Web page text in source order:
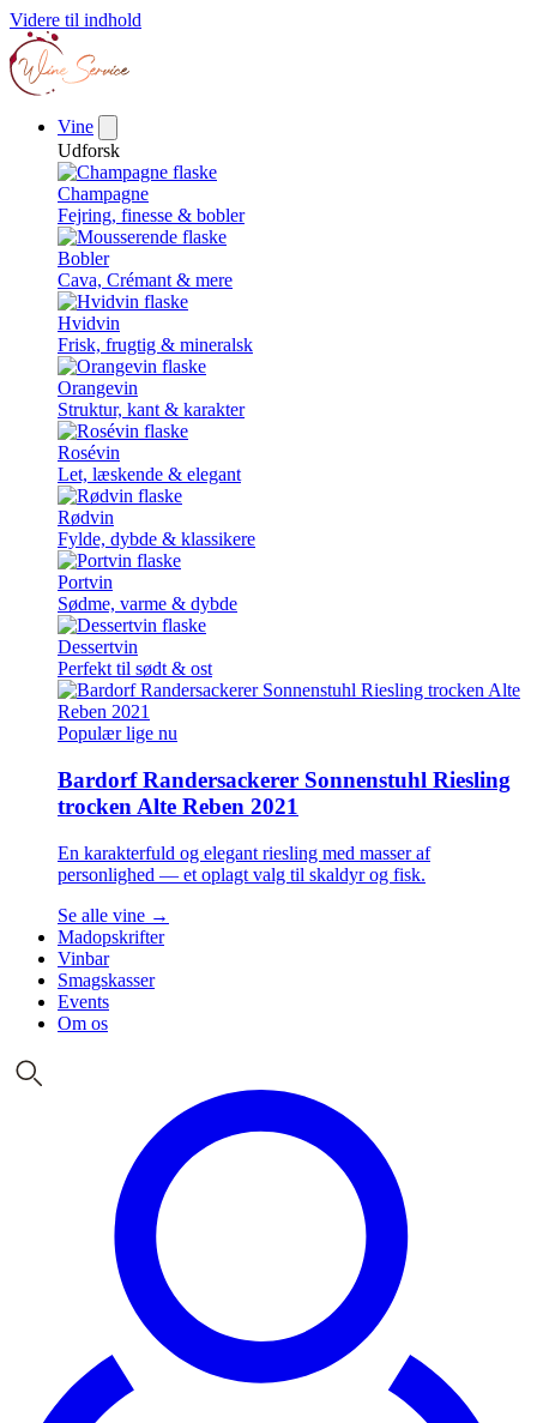
Videre til indhold
Vine
Udforsk
Champagne
Fejring, finesse & bobler
Bobler
Cava, Crémant & mere
Hvidvin
Frisk, frugtig & mineralsk
Orangevin
Struktur, kant & karakter
Rosévin
Let, læskende & elegant
Rødvin
Fylde, dybde & klassikere
Portvin
Sødme, varme & dybde
Dessertvin
Perfekt til sødt & ost
Populær lige nu
Bardorf Randersackerer Sonnenstuhl Riesling
trocken Alte Reben 2021
En karakterfuld og elegant riesling med masser af
personlighed — et oplagt valg til skaldyr og fisk.
Se alle vine →
Madopskrifter
Vinbar
Smagskasser
Events
Om os
Søg